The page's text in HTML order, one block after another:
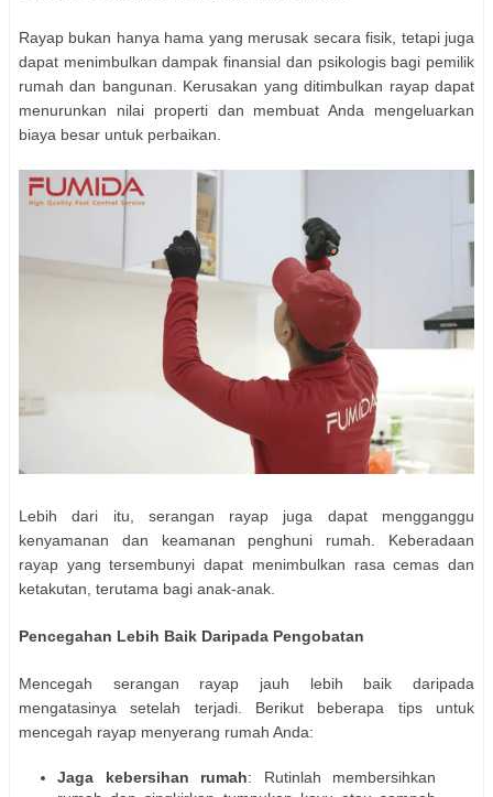
Rayap bukan hanya hama yang merusak secara fisik, tetapi juga
dapat menimbulkan dampak finansial dan psikologis bagi pemilik
rumah dan bangunan. Kerusakan yang ditimbulkan rayap dapat
menurunkan nilai properti dan membuat Anda mengeluarkan
biaya besar untuk perbaikan.
Lebih dari itu, serangan rayap juga dapat mengganggu
kenyamanan dan keamanan penghuni rumah. Keberadaan
rayap yang tersembunyi dapat menimbulkan rasa cemas dan
ketakutan, terutama bagi anak-anak.
Pencegahan Lebih Baik Daripada Pengobatan
Mencegah serangan rayap jauh lebih baik daripada
mengatasinya setelah terjadi. Berikut beberapa tips untuk
mencegah rayap menyerang rumah Anda:
Jaga kebersihan rumah: Rutinlah membersihkan